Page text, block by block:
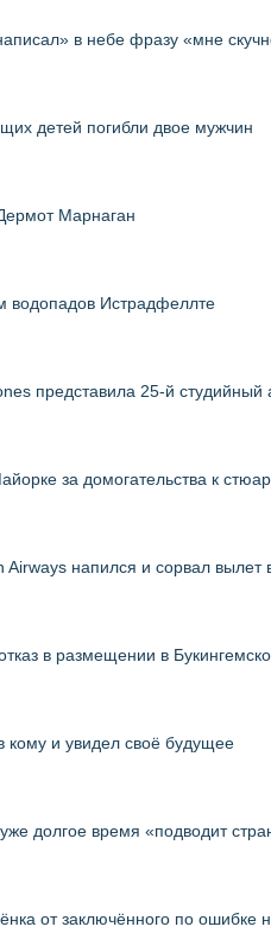
в небе фразу «мне
детей погибли двое мужчин
Марнаган
водопадов Истрадфеллте
представила 25-й студийный
за домогательства к
напился и сорвал вылет
в размещении в
и увидел своё будущее
долгое время «подводит
от заключённого по ошибке